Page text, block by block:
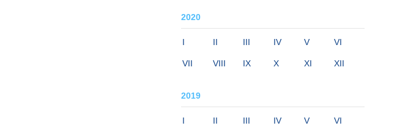
2020
I II III IV V VI
VII VIII IX X XI XII
2019
I II III IV V VI